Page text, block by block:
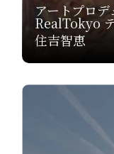
アートプロデ
RealTokyo
住吉智恵